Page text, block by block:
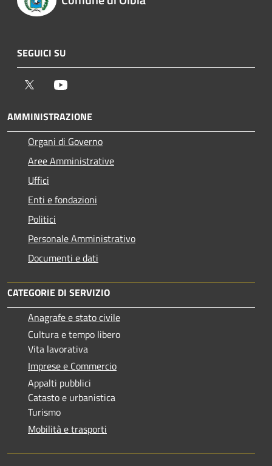
SEGUICI SU
Twitter
AMMINISTRAZIONE
Organi di Governo
Aree Amministrative
Uffici
Enti e fondazioni
Politici
Personale Amministrativo
Documenti e dati
CATEGORIE DI SERVIZIO
Anagrafe e stato civile
Cultura e tempo libero
Vita lavorativa
Imprese e Commercio
Appalti pubblici
Catasto e urbanistica
Turismo
Mobilità e trasporti